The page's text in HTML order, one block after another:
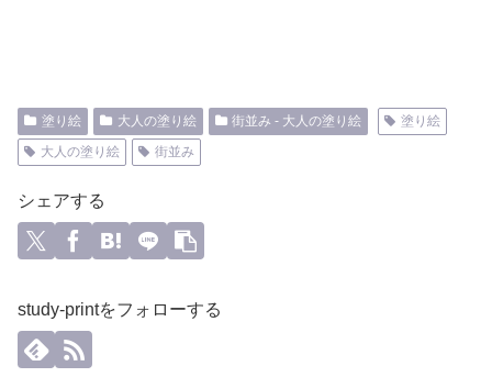
塗り絵 大人の塗り絵 街並み - 大人の塗り絵
塗り絵
大人の塗り絵
街並み
シェアする
study-printをフォローする